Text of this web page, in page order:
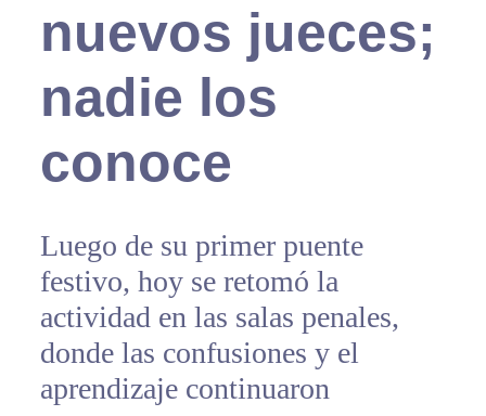
nuevos jueces;
nadie los
conoce
Luego de su primer puente
festivo, hoy se retomó la
actividad en las salas penales,
donde las confusiones y el
aprendizaje continuaron